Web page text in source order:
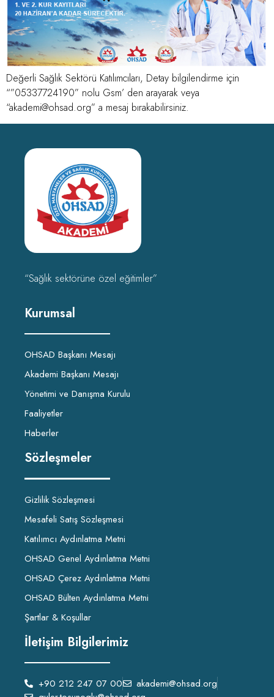
Değerli Sağlık Sektörü Katılımcıları, Detay bilgilendirme için
“”05337724190” nolu Gsm’ den arayarak veya
“akademi@ohsad.org” a mesaj bırakabilirsiniz.
“Sağlık sektörüne özel eğitimler”
Kurumsal
OHSAD Başkanı Mesajı
Akademi Başkanı Mesajı
Yönetimi ve Danışma Kurulu
Faaliyetler
Haberler
Sözleşmeler
Gizlilik Sözleşmesi
Mesafeli Satış Sözleşmesi
Katılımcı Aydınlatma Metni
OHSAD Genel Aydınlatma Metni
OHSAD Çerez Aydınlatma Metni
OHSAD Bülten Aydınlatma Metni
Şartlar & Koşullar
İletişim Bilgilerimiz
+90 212 247 07 00
akademi@ohsad.org